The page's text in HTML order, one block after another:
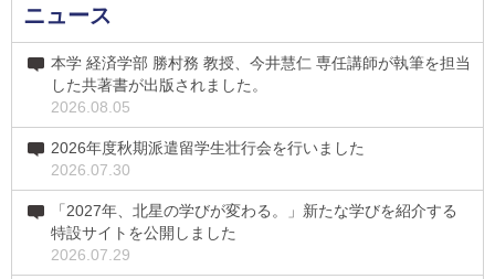
ニュース
本学 経済学部 勝村務 教授、今井慧仁 専任講師が執筆を担当
した共著書が出版されました。
2026.08.05
2026年度秋期派遣留学生壮行会を行いました
2026.07.30
「2027年、北星の学びが変わる。」新たな学びを紹介する
特設サイトを公開しました
2026.07.29